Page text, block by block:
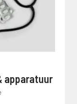
apparatuur